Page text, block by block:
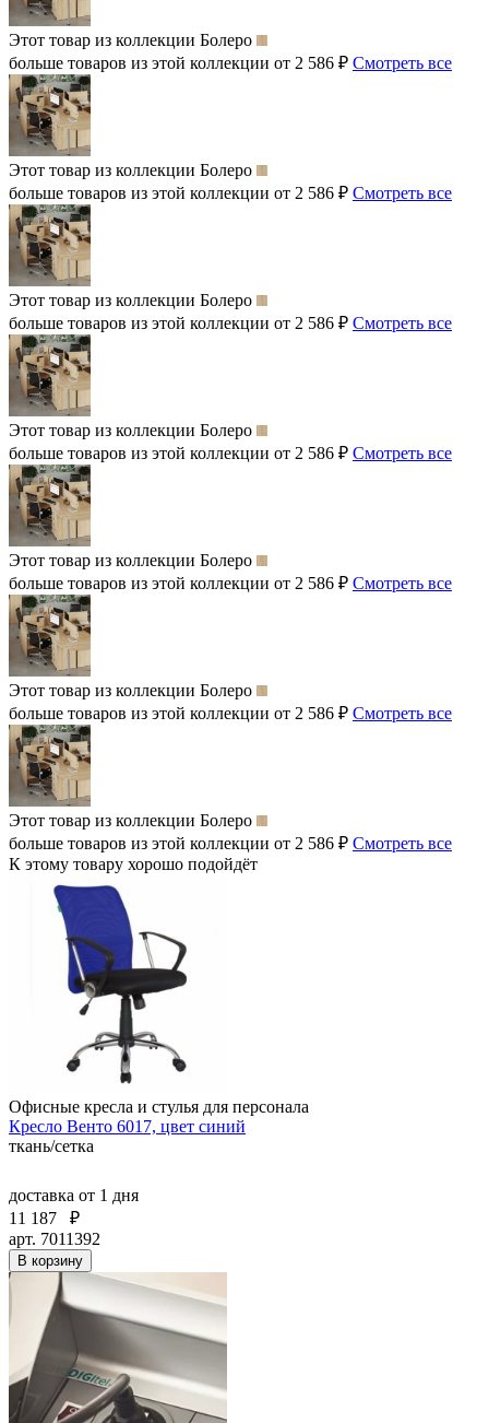
Этот товар из коллекции Болеро
больше товаров из этой коллекции от 2 586 ₽ Смотреть все
Этот товар из коллекции Болеро
больше товаров из этой коллекции от 2 586 ₽ Смотреть все
Этот товар из коллекции Болеро
больше товаров из этой коллекции от 2 586 ₽ Смотреть все
Этот товар из коллекции Болеро
больше товаров из этой коллекции от 2 586 ₽ Смотреть все
Этот товар из коллекции Болеро
больше товаров из этой коллекции от 2 586 ₽ Смотреть все
Этот товар из коллекции Болеро
больше товаров из этой коллекции от 2 586 ₽ Смотреть все
Этот товар из коллекции Болеро
больше товаров из этой коллекции от 2 586 ₽ Смотреть все
К этому товару хорошо подойдёт
Офисные кресла и стулья для персонала
Кресло Венто 6017, цвет синий
ткань/сетка
доставка от 1 дня
11 187
₽
арт. 7011392
В корзину